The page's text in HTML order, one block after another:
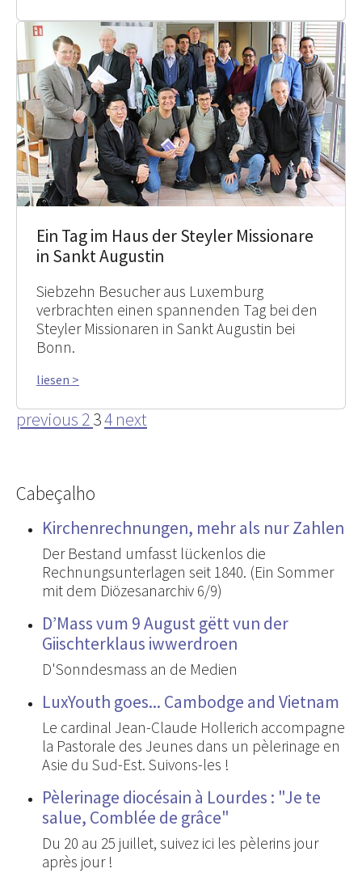
Ein Tag im Haus der Steyler Missionare
in Sankt Augustin
Siebzehn Besucher aus Luxemburg
verbrachten einen spannenden Tag bei den
Steyler Missionaren in Sankt Augustin bei
Bonn.
liesen >
previous 234 next
Cabeçalho
Kirchenrechnungen, mehr als nur Zahlen
Der Bestand umfasst lückenlos die
Rechnungsunterlagen seit 1840. (Ein Sommer
mit dem Diözesanarchiv 6/9)
D’Mass vum 9 August gëtt vun der
Giischterklaus iwwerdroen
D'Sonndesmass an de Medien
LuxYouth goes... Cambodge and Vietnam
Le cardinal Jean-Claude Hollerich accompagne
la Pastorale des Jeunes dans un pèlerinage en
Asie du Sud-Est. Suivons-les !
Pèlerinage diocésain à Lourdes : "Je te
salue, Comblée de grâce"
Du 20 au 25 juillet, suivez ici les pèlerins jour
après jour !